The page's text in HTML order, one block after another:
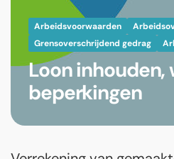
Arbeidsvoorwaarden
Grensoverschrijdend gedrag
Loon
beperkingen